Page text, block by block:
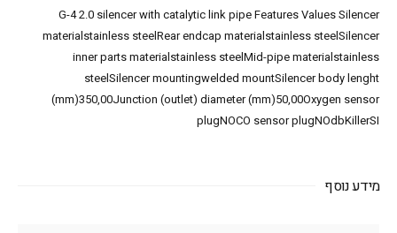
G-4 2.0 silencer with catalytic link pipe Features Values Silencer
materialstainless steelRear endcap materialstainless steelSilencer
inner parts materialstainless steelMid-pipe materialstainless
steelSilencer mountingwelded mountSilencer body lenght
(mm)350,00Junction (outlet) diameter (mm)50,00Oxygen sensor
plugNOCO sensor plugNOdbKillerSI
מידע נוסף